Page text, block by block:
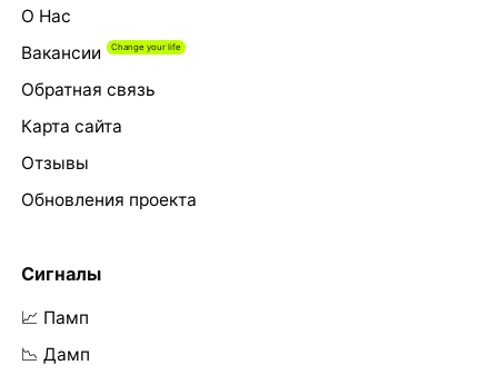
О Нас
Вакансии
Обратная связь
Карта сайта
Отзывы
Обновления проекта
Сигналы
📈 Памп
📉 Дамп